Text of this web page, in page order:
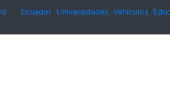
Ecuador Universidades Vehículos